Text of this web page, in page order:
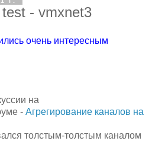
- vmxnet3
очень интересным
на
- Агрегирование каналов на
толстым-толстым каналом